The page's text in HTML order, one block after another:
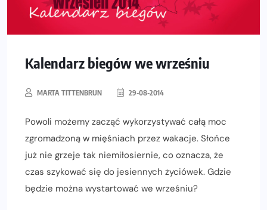
Kalendarz biegów we wrześniu
MARTA TITTENBRUN 29-08-2014
Powoli możemy zacząć wykorzystywać całą moc
zgromadzoną w mięśniach przez wakacje. Słońce
już nie grzeje tak niemiłosiernie, co oznacza, że
czas szykować się do jesiennych życiówek. Gdzie
będzie można wystartować we wrześniu?